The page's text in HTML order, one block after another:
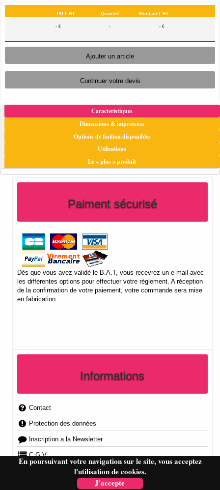
En poursuivant votre navigation sur le site, vous acceptez
l'utilisation de cookies.
J'accepte
PU € HT Quantité Montant € HT
- € - - €
Caracteristiques
Dimensions & impression
Options de finition disponibles
Utilisations
Le « plus » produit
Paiment sécurisé
Dès que vous avez validé le B.A.T, vous recevrez un e-mail avec
les différentes options pour effectuer votre règlement. A réception
de la confirmation de votre paiement, votre commande sera mise
en fabrication.
Informations
Contact
Protection des données
Inscription a la Newsletter
C.G.V.